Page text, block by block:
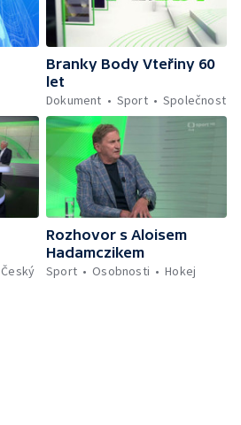
Branky Body Vteřiny 60
let
Dokument
Sport Společnost
Český
Rozhovor s Aloisem
Hadamczikem
Sport
Osobnosti Hokej